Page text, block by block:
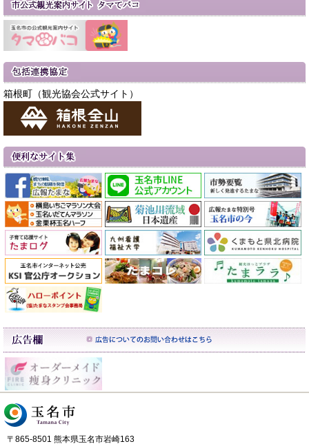
箱根町（観光協会公式サイト）
〒865-8501 熊本県玉名市岩崎163